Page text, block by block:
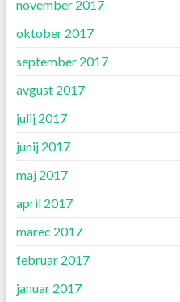
november 2017
oktober 2017
september 2017
avgust 2017
julij 2017
junij 2017
maj 2017
april 2017
marec 2017
februar 2017
januar 2017